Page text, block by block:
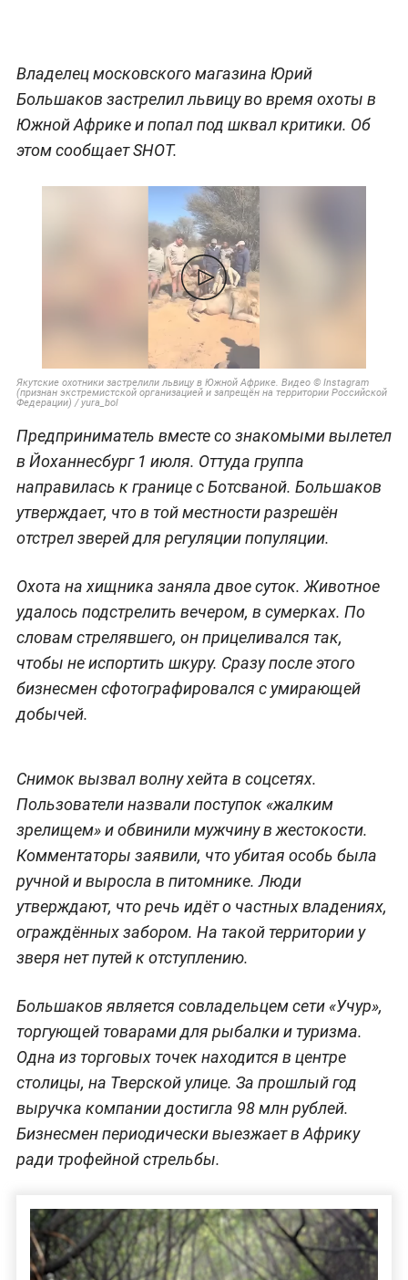
Владелец московского магазина Юрий
Большаков застрелил львицу во время охоты в
Южной Африке и попал под шквал критики. Об
этом сообщает SHOT.
Якутские охотники застрелили львицу в Южной Африке. Видео © Instagram
(признан экстремистской организацией и запрещён на территории Российской
Федерации) / yura_bol
Предприниматель вместе со знакомыми вылетел
в Йоханнесбург 1 июля. Оттуда группа
направилась к границе с Ботсваной. Большаков
утверждает, что в той местности разрешён
отстрел зверей для регуляции популяции.
Охота на хищника заняла двое суток. Животное
удалось подстрелить вечером, в сумерках. По
словам стрелявшего, он прицеливался так,
чтобы не испортить шкуру. Сразу после этого
бизнесмен сфотографировался с умирающей
добычей.
Снимок вызвал волну хейта в соцсетях.
Пользователи назвали поступок «жалким
зрелищем» и обвинили мужчину в жестокости.
Комментаторы заявили, что убитая особь была
ручной и выросла в питомнике. Люди
утверждают, что речь идёт о частных владениях,
ограждённых забором. На такой территории у
зверя нет путей к отступлению.
Большаков является совладельцем сети «Учур»,
торгующей товарами для рыбалки и туризма.
Одна из торговых точек находится в центре
столицы, на Тверской улице. За прошлый год
выручка компании достигла 98 млн рублей.
Бизнесмен периодически выезжает в Африку
ради трофейной стрельбы.